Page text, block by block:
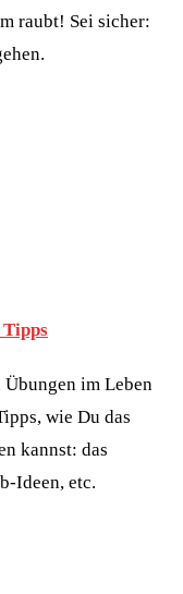
raubt! Sei sicher:
Tipps
im Leben
wie Du das
kannst: das
Ideen, etc.